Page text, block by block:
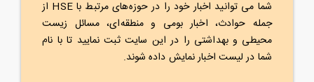
شما می توانید اخبار خود را در حوزه‌های مرتبط با HSE از
جمله حوادث، اخبار بومی و منطقه‌ای، مسائل زیست
محیطی و بهداشتی را در این سایت ثبت نمایید تا با نام
شما در لیست اخبار نمایش داده شوند.